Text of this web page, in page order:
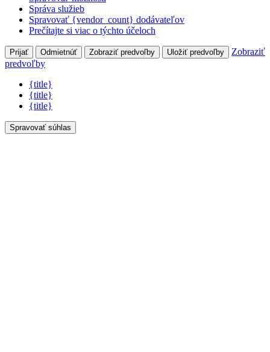
Správa služieb
Spravovať {vendor_count} dodávateľov
Prečítajte si viac o týchto účeloch
Prijať Odmietnúť Zobraziť predvoľby Uložiť predvoľby
Zobraziť
predvoľby
{title}
{title}
{title}
Spravovať súhlas